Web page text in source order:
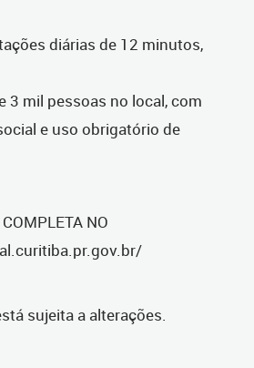
diárias de 12 minutos,
3 mil pessoas no local, com
e uso obrigatório de
NO
sujeita a alterações.